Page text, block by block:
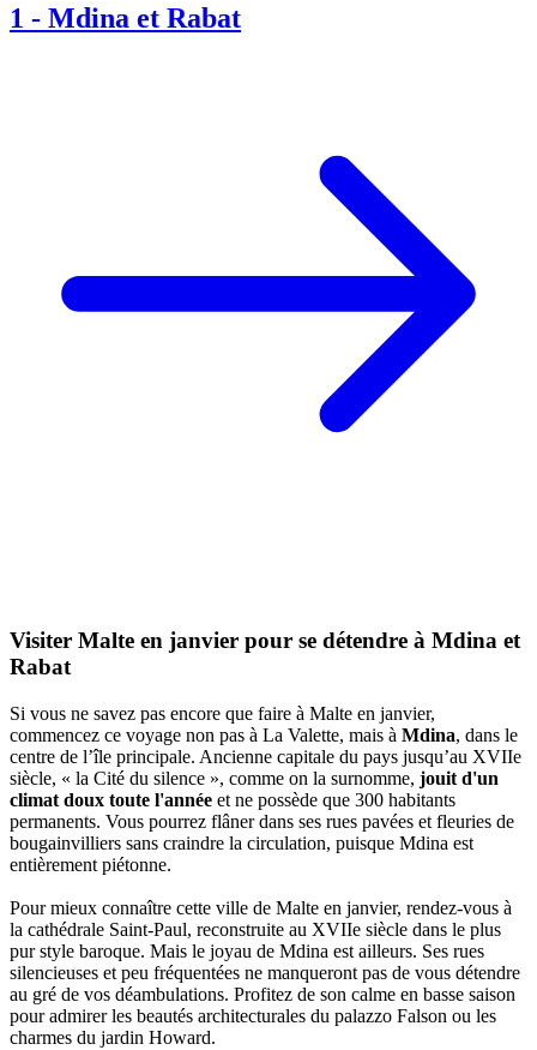
1 - Mdina et Rabat
Visiter Malte en janvier pour se détendre à Mdina et
Rabat
Si vous ne savez pas encore que faire à Malte en janvier,
commencez ce voyage non pas à La Valette, mais à Mdina, dans le
centre de l’île principale. Ancienne capitale du pays jusqu’au XVIIe
siècle, « la Cité du silence », comme on la surnomme, jouit d'un
climat doux toute l'année et ne possède que 300 habitants
permanents. Vous pourrez flâner dans ses rues pavées et fleuries de
bougainvilliers sans craindre la circulation, puisque Mdina est
entièrement piétonne.
Pour mieux connaître cette ville de Malte en janvier, rendez-vous à
la cathédrale Saint-Paul, reconstruite au XVIIe siècle dans le plus
pur style baroque. Mais le joyau de Mdina est ailleurs. Ses rues
silencieuses et peu fréquentées ne manqueront pas de vous détendre
au gré de vos déambulations. Profitez de son calme en basse saison
pour admirer les beautés architecturales du palazzo Falson ou les
charmes du jardin Howard.